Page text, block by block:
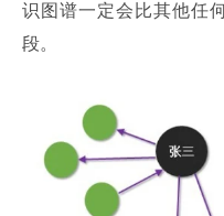
识图谱一定会比其他任
段。